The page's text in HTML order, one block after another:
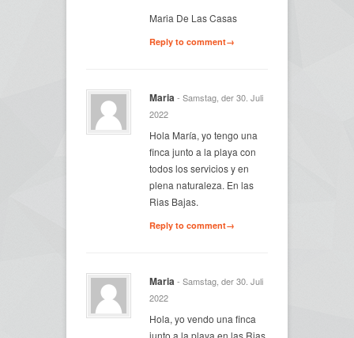
Maria De Las Casas
Reply to comment→
Maria- Samstag, der 30. Juli
2022
Hola María, yo tengo una
finca junto a la playa con
todos los servicios y en
plena naturaleza. En las
Rias Bajas.
Reply to comment→
Maria- Samstag, der 30. Juli
2022
Hola, yo vendo una finca
junto a la playa en las Rias